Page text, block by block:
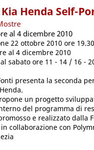
Henda Self-
al 4 dicembre 2010
22 ottobre 2010 ore 19.30
al 4 dicembre 2010
sabato ore 11 - 14 / 16 -
presenta la seconda
un progetto
del programma di
e realizzato dalla
collaborazione con